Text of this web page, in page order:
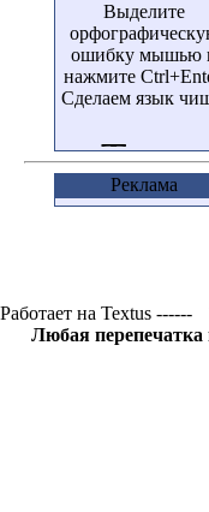
Выделите
ошибку мышью
нажмите
Сделаем язык
Реклама
Работает на Textus ------
Любая перепечатка